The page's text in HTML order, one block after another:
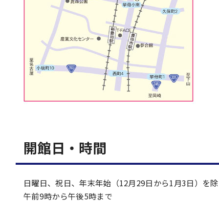
開館日・時間
日曜日、祝日、年末年始（12月29日から1月3日）を
午前9時から午後5時まで